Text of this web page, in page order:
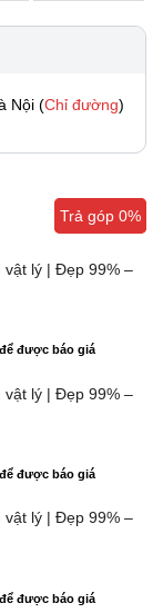
Nội (Chỉ đường)
Trả góp 0%
vật lý | Đẹp 99% –
được báo giá
vật lý | Đẹp 99% –
được báo giá
vật lý | Đẹp 99% –
được báo giá
Trả góp 0%